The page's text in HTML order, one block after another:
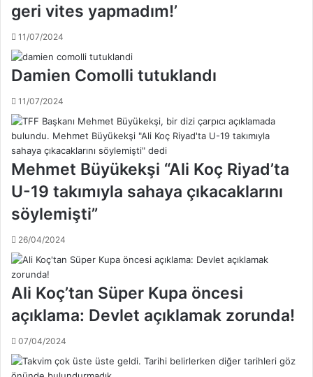
a
p
r
o
g
r
a
ı
a
ç
k
l
a
d
ı
;
F
e
n
r
b
a
r
f
a
l
m
a
ç
l
a
ı
n
ı
y
ö
n
e
t
e
c
e
geri vites yapmadım!’
11/07/2024
Damien Comolli tutuklandı
11/07/2024
Mehmet Büyükekşi “Ali Koç Riyad’ta
U-19 takımıyla sahaya çıkacaklarını
söylemişti”
26/04/2024
Ali Koç’tan Süper Kupa öncesi
açıklama: Devlet açıklamak zorunda!
07/04/2024